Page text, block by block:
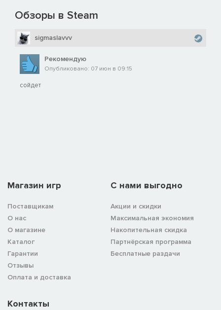
Обзоры в Steam
sigmaslavvv
Рекомендую
Опубликовано: 07 июн в 09:15
сойдет
Магазин игр
Поставщикам
О нас
О магазине
Каталог
Гарантии
Отзывы
Оплата и доставка
C нами выгодно
Акции и скидки
Максимальная экономия
Накопительная скидка
Партнёрская программа
Бесплатные раздачи
Контакты